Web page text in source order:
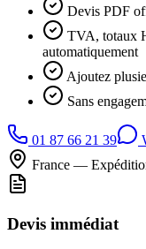
Devis PDF
TVA, totaux
automatiquement
Ajoutez
Sans
01 87 66 21 39
France —
Devis immédiat